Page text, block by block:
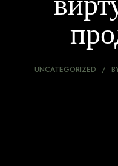
UNCATEGORIZED